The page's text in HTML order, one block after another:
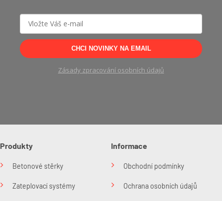
CHCI NOVINKY NA EMAIL
Zásady zpracování osobních údajů
Produkty
Betonové stěrky
Zateplovací systémy
Informace
Obchodní podmínky
Ochrana osobních údajů